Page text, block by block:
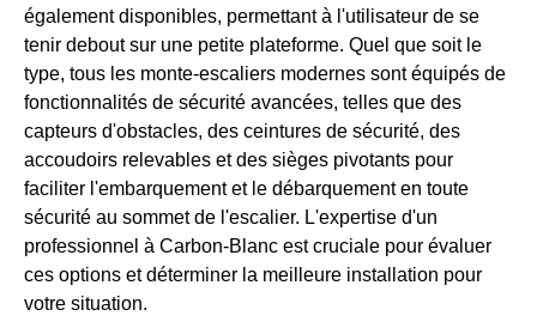
également disponibles, permettant à l'utilisateur de se
tenir debout sur une petite plateforme. Quel que soit le
type, tous les monte-escaliers modernes sont équipés de
fonctionnalités de sécurité avancées, telles que des
capteurs d'obstacles, des ceintures de sécurité, des
accoudoirs relevables et des sièges pivotants pour
faciliter l'embarquement et le débarquement en toute
sécurité au sommet de l'escalier. L'expertise d'un
professionnel à Carbon-Blanc est cruciale pour évaluer
ces options et déterminer la meilleure installation pour
votre situation.